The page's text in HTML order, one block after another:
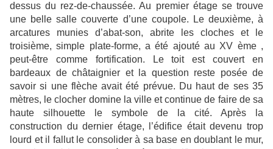
dessus du rez-de-chaussée. Au premier étage se trouve
une belle salle couverte d’une coupole. Le deuxième, à
arcatures munies d’abat-son, abrite les cloches et le
troisième, simple plate-forme, a été ajouté au XV ème ,
peut-être comme fortification. Le toit est couvert en
bardeaux de châtaignier et la question reste posée de
savoir si une flèche avait été prévue. Du haut de ses 35
mètres, le clocher domine la ville et continue de faire de sa
haute silhouette le symbole de la cité. Après la
construction du dernier étage, l’édifice était devenu trop
lourd et il fallut le consolider à sa base en doublant le mur,